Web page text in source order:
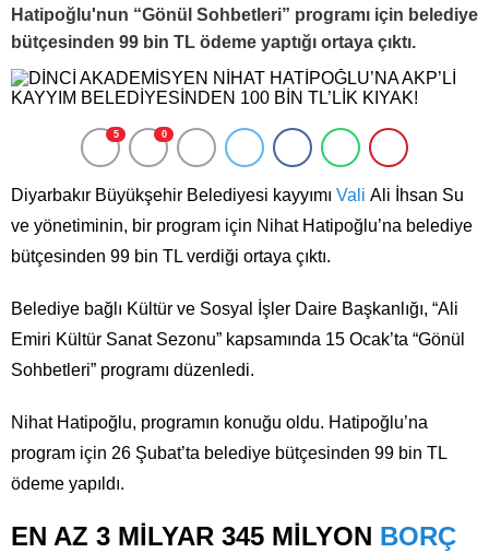
Hatipoğlu'nun “Gönül Sohbetleri” programı için belediye
bütçesinden 99 bin TL ödeme yaptığı ortaya çıktı.
5 0
Diyarbakır Büyükşehir Belediyesi kayyımı Vali Ali İhsan Su
ve yönetiminin, bir program için Nihat Hatipoğlu’na belediye
bütçesinden 99 bin TL verdiği ortaya çıktı.
Belediye bağlı Kültür ve Sosyal İşler Daire Başkanlığı, “Ali
Emiri Kültür Sanat Sezonu” kapsamında 15 Ocak’ta “Gönül
Sohbetleri” programı düzenledi.
Nihat Hatipoğlu, programın konuğu oldu. Hatipoğlu’na
program için 26 Şubat’ta belediye bütçesinden 99 bin TL
ödeme yapıldı.
EN AZ 3 MİLYAR 345 MİLYON BORÇ